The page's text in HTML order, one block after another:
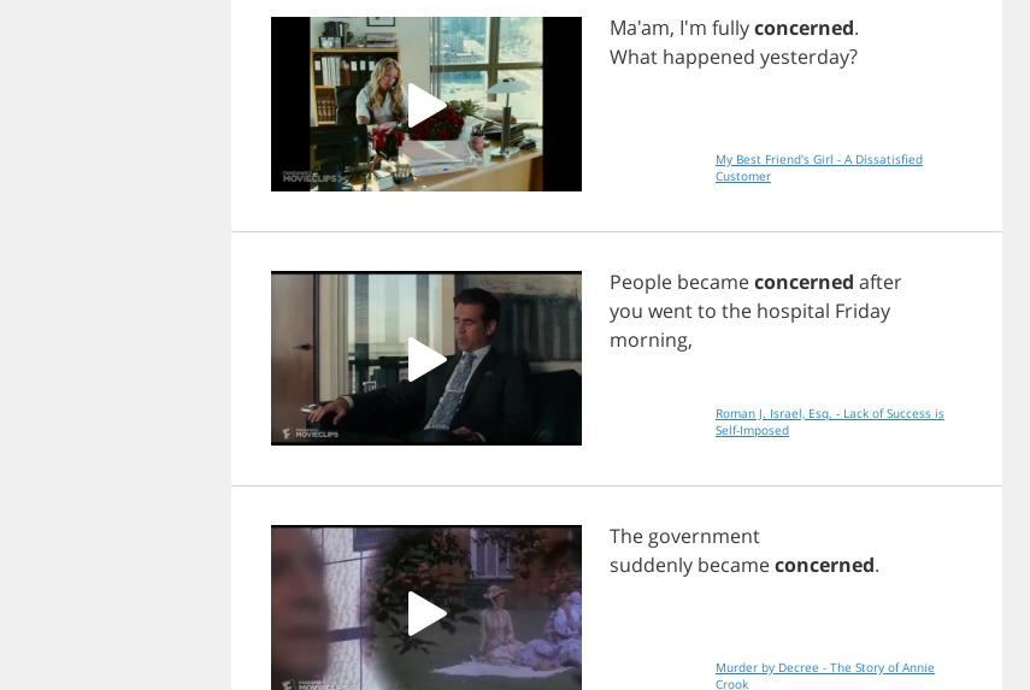
Ma'am, I'm fullyconcerned.
What happened yesterday?
My Best Friend's Girl - A Dissatisfied
Customer
People becameconcerned after
you wentto the hospital Friday
morning,
Roman J. Israel, Esq. - Lack of Success is
Self-Imposed
The government
suddenly becameconcerned.
Murder by Decree - The Story of Annie
Crook